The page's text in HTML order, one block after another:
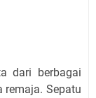
dari berbagai
remaja. Sepatu